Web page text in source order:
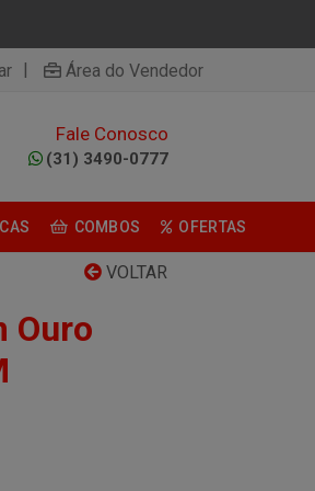
| Área do Vendedor
Fale Conosco
(31) 3490-0777
COMBOS OFERTAS
VOLTAR
Ouro